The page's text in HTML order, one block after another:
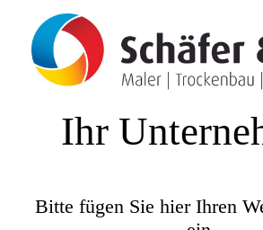
Ihr
Bitte fügen Sie hier Ihren